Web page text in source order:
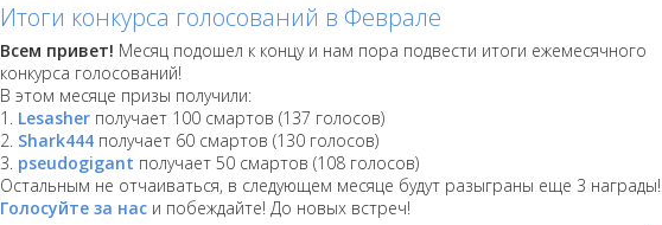
Итоги конкурса голосований в Феврале
Всем привет! Месяц подошел к концу и нам пора подвести итоги ежемесячного
конкурса голосований!
В этом месяце призы получили:
1. Lesasher получает 100 смартов (137 голосов)
2. Shark444 получает 60 смартов (130 голосов)
3. pseudogigant получает 50 смартов (108 голосов)
Остальным не отчаиваться, в следующем месяце будут разыграны еще 3 награды!
Голосуйте за нас и побеждайте! До новых встреч!